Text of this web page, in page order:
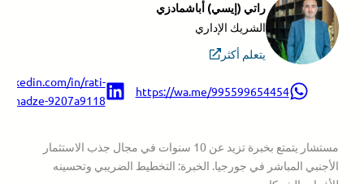
راتي (إيسي) أباشمادزي
الشريك الإداري
يتعلم أكثر
https://wa.me/995599654454
in/rati-
9207a9118/
مستشار يتمتع بخبرة تزيد عن 10 سنوات في مجال جذب الاستثمار
الأجنبي المباشر في جورجيا. الخبرة: التخطيط الضريبي وتحسينه